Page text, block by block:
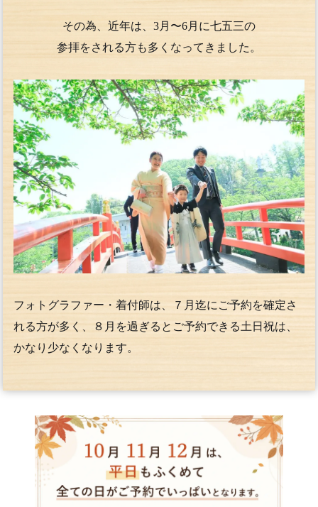
その為、近年は、3月〜6月に七五三の
参拝をされる方も多くなってきました。
フォトグラファー・着付師は、７月迄にご予約を確定さ
れる方が多く、８月を過ぎるとご予約できる土日祝は、
かなり少なくなります。